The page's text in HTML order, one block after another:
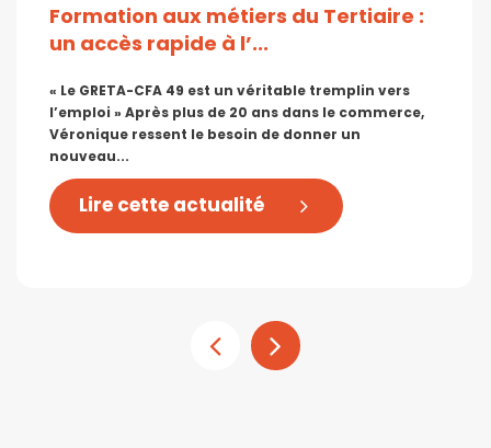
Formation aux métiers du Tertiaire :
un accès rapide à l’...
« Le GRETA-CFA 49 est un véritable tremplin vers
l’emploi » Après plus de 20 ans dans le commerce,
Véronique ressent le besoin de donner un
nouveau...
Lire cette actualité